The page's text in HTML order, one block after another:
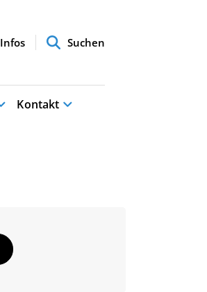
Infos Suchen
Kontakt